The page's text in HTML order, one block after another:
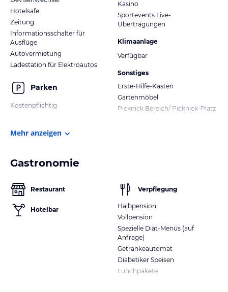
Hotelsafe
Zeitung
Informationsschalter für
Ausflüge
Autovermietung
Ladestation für Elektroautos
Parken
Kostenpflichtig
Kasino
Sportevents Live-
Übertragungen
Klimaanlage
Verfügbar
Sonstiges
Erste-Hilfe-Kasten
Gartenmöbel
Picknick Bereich/ Picknick-Platz
Mehr anzeigen
Gastronomie
Restaurant
Hotelbar
Verpflegung
Halbpension
Vollpension
Spezielle Diät-Menüs (auf
Anfrage)
Getränkeautomat
Diabetiker Speisen
Lunchpakete